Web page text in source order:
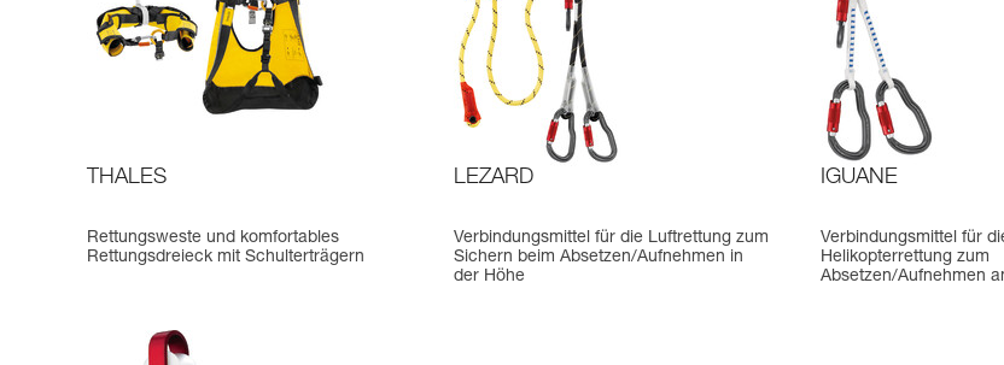
THALES
Rettungsweste und komfortables
Rettungsdreieck mit Schulterträgern
LEZARD
Verbindungsmittel für die Luftrettung zum
Sichern beim Absetzen/Aufnehmen in
der Höhe
IGUANE
Verbindungsmittel für
Helikopterrettung zum
Absetzen/Aufnehmen